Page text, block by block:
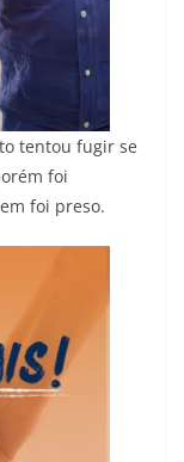
tentou fugir se
foi
foi preso.